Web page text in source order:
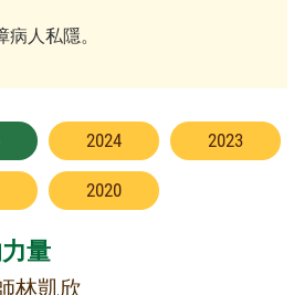
人私隱。
2024 2023
2020
量
林凱欣